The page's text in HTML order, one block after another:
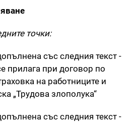
точки:
със следния текст -
прилага при договор по
на работниците и
„Трудова злополука“
със следния текст -